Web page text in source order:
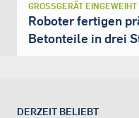
GROSSGERÄT EINGEWEIHT
Roboter fertigen
Betonteile in drei
DERZEIT BELIEBT